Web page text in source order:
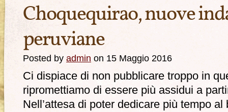
Choquequirao, nuove
peruviane
Posted by admin on 15 Maggio 2016
Ci dispiace di non pubblicare troppo in
ripromettiamo di essere più assidui a
Nell’attesa di poter dedicare più tempo